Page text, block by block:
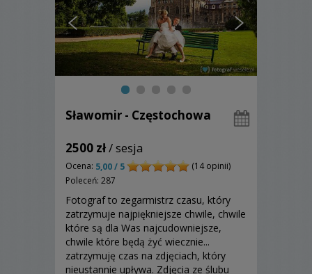
Sławomir - Częstochowa
2500 zł/ sesja
Ocena: 5,00 / 5
(14 opinii)
Poleceń: 287
Fotograf to zegarmistrz czasu, który
zatrzymuje najpiękniejsze chwile, chwile
które są dla Was najcudowniejsze,
chwile które będą żyć wiecznie...
zatrzymuję czas na zdjęciach, który
nieustannie upływa. Zdjęcia ze ślubu